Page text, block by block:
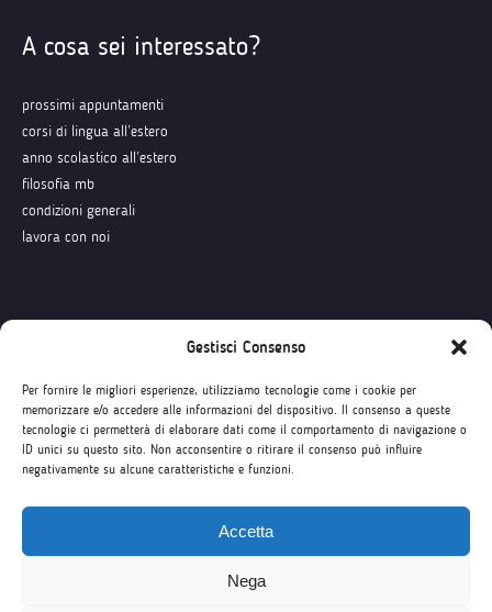
Gestisci Consenso
Per fornire le migliori esperienze, utilizziamo tecnologie come i cookie per
memorizzare e/o accedere alle informazioni del dispositivo. Il consenso a queste
tecnologie ci permetterà di elaborare dati come il comportamento di navigazione o
ID unici su questo sito. Non acconsentire o ritirare il consenso può influire
negativamente su alcune caratteristiche e funzioni.
Accetta
Nega
A cosa sei interessato?
prossimi appuntamenti
corsi di lingua all’estero
anno scolastico all’estero
filosofia mb
condizioni generali
lavora con noi